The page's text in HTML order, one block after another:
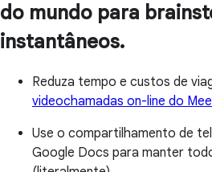
do mundo para
instantâneos.
Reduza tempo e custos de
videochamadas on-line do
Use o compartilhamento de
Google Docs para manter